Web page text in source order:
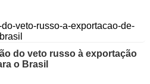
do veto russo à exportação
o Brasil